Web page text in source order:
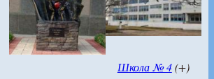
Школа № 4(+)